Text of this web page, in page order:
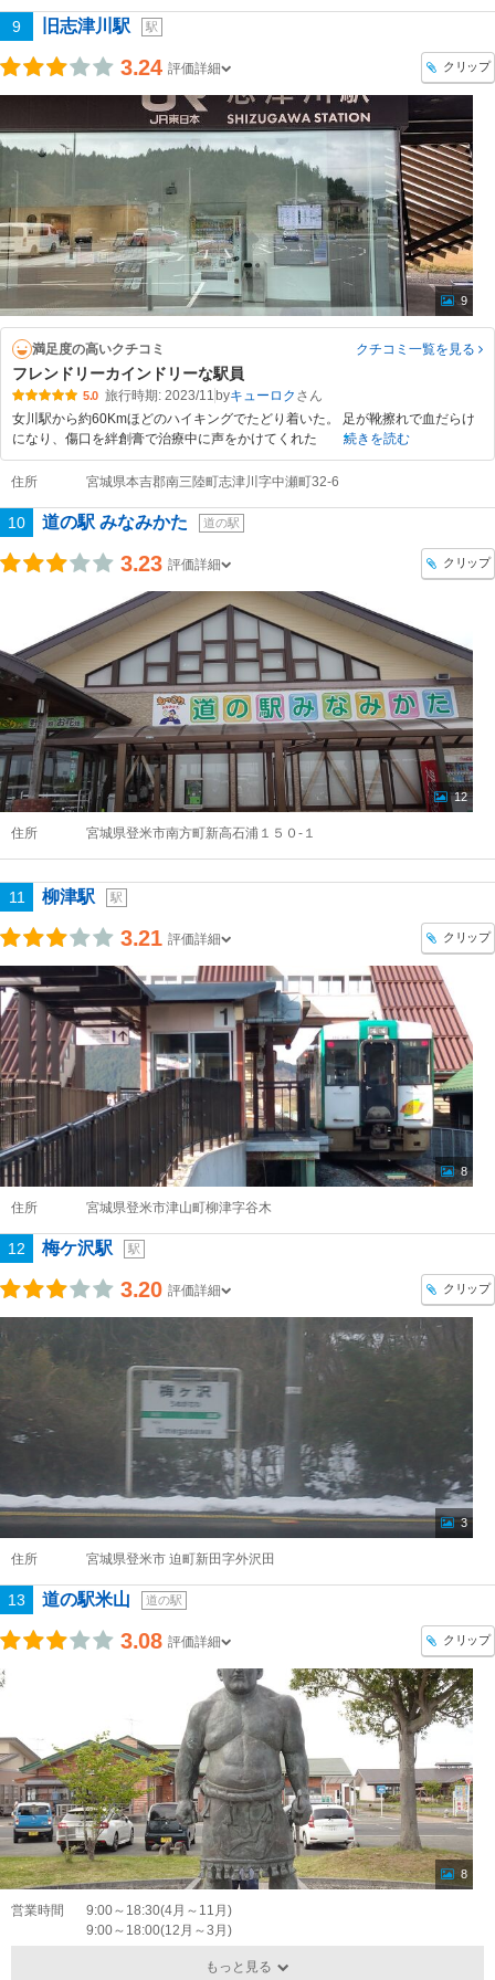
9 旧志津川駅 駅
3.24 評価詳細 クリップ
9
満足度の高いクチコミ クチコミ一覧を見る
フレンドリーカインドリーな駅員
5.0 旅行時期: 2023/11 byキューロク
女川駅から約60Kmほどのハイキングでたどり着いた。 足が靴擦れで血だらけ
になり、傷口を絆創膏で治療中に声をかけてくれた
続きを読む
住所 宮城県本吉郡南三陸町志津川字中瀬町32-6
10 道の駅 みなみかた 道の駅
3.23 評価詳細 クリップ
12
住所 宮城県登米市南方町新高石浦１５０-１
11 柳津駅 駅
3.21 評価詳細 クリップ
8
住所 宮城県登米市津山町柳津字谷木
12 梅ケ沢駅 駅
3.20 評価詳細 クリップ
3
住所 宮城県登米市 迫町新田字外沢田
13 道の駅米山 道の駅
3.08 評価詳細 クリップ
8
営業時間
9:00～18:30(4月～11月)
9:00～18:00(12月～3月)
もっと見る